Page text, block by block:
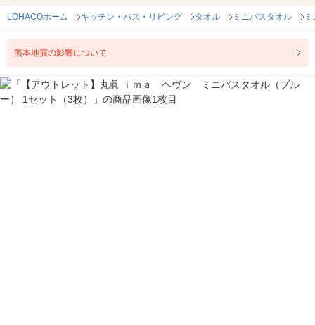
LOHACOホーム キッチン・バス・リビング タオル ミニバスタオル
熊本地震の影響について